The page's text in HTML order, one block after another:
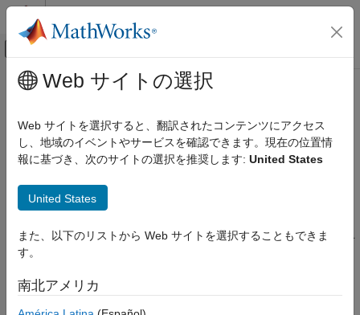
コンテンツへスキップ
オフキャンバス ナビゲーション メ
ドキュメンテーションのホーム
Robotics System Toolbox
衝突検出
collisionCylinder
説明
作成
オブジェクト関数
メインコンテンツ
collisionCylinder
円柱型の衝突ジオメトリを作成
説明
ボディ固定座標系の原点を円柱の中心とする、円柱型の衝突ジオ
メトリを作成するために使用します。
作成
Web サイトの選択
Web サイトを選択すると、翻訳されたコンテンツにアクセス
し、地域のイベントやサービスを確認できます。現在の位置情
報に基づき、次のサイトの選択を推奨します: United States
United States
また、以下のリストから Web サイトを選択することもできま
す。
南北アメリカ